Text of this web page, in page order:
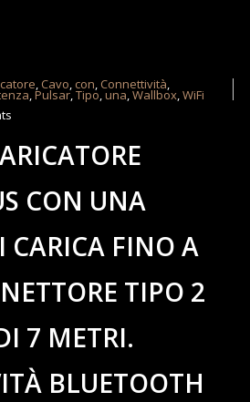
, Cavo, con, Connettività,
,Pulsar,Tipo,una,Wallbox,WiFi
CON UNA
CARICA FINO A
TIPO 2
7 METRI.
BLUETOOTH